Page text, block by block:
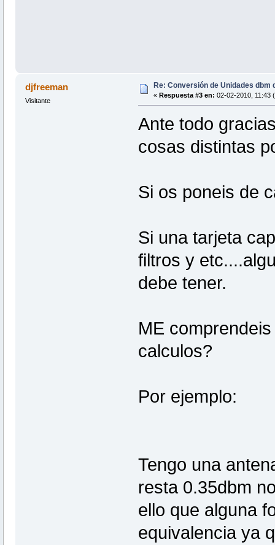
djfreeman
Visitante
Re: Conversión de Unidades dbm
« Respuesta #3 en: 02-02-2010, 11:43
Ante todo
cosas distintas
Si os poneis de
Si una tarjeta
filtros y
debe tener.
ME
calculos?
Por ejemplo:
Tengo una
resta 0.35dbm
ello que alguna
equivalencia ya